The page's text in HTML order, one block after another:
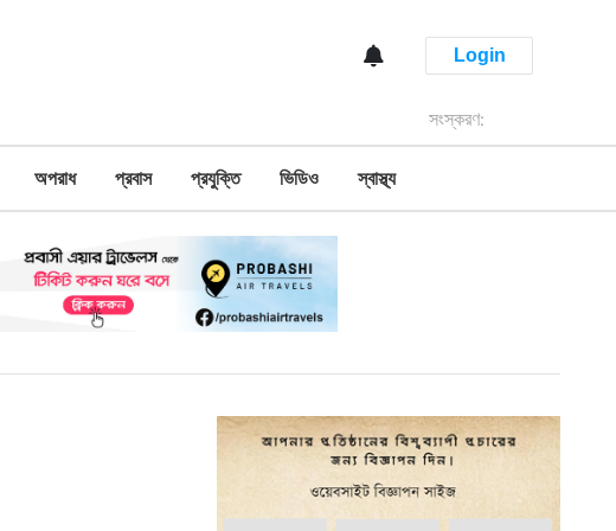
Login
সংস্করণ:
অপরাধ প্রবাস প্রযুক্তি ভিডিও স্বাস্থ্য